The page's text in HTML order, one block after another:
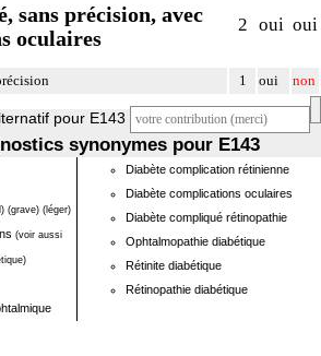
sans précision, avec
oculaires
2 oui oui
1 oui non
pour E143
synonymes pour E143
(grave) (léger)
(voir aussi
Diabète complication rétinienne
Diabète complications oculaires
Diabète compliqué rétinopathie
Ophtalmopathie diabétique
Rétinite diabétique
Rétinopathie diabétique